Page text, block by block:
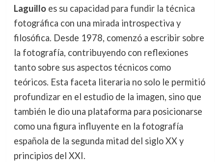
Laguilloes su capacidad para fundir la técnica
fotográfica con una mirada introspectiva y
filosófica. Desde 1978, comenzó a escribir sobre
la fotografía, contribuyendo con reflexiones
tanto sobre sus aspectos técnicos como
teóricos. Esta faceta literaria no solo le permitió
profundizar en el estudio de la imagen, sino que
también le dio una plataforma para posicionarse
como una figura influyente en la fotografía
española de la segunda mitad del siglo XX y
principios del XXI.